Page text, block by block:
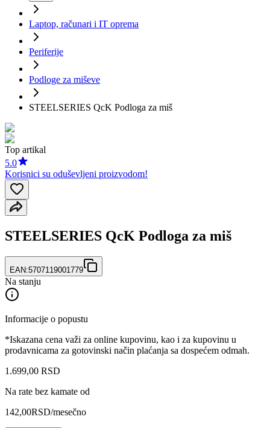
Laptop, računari i IT oprema
Periferije
Podloge za miševe
STEELSERIES QcK Podloga za miš
Top artikal
5.0
Korisnici su oduševljeni proizvodom!
STEELSERIES QcK Podloga za miš
EAN:5707119001779
Na stanju
Informacije o popustu
*Iskazana cena važi za online kupovinu, kao i za kupovinu u
prodavnicama za gotovinski način plaćanja sa dospećem odmah.
1.699,00 RSD
Na rate bez kamate od
142,00RSD/mesečno